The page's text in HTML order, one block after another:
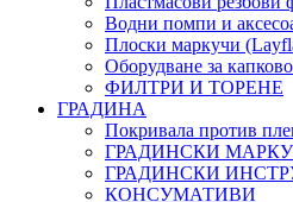
Водни помпи и
Плоски маркучи
Оборудване за
ФИЛТРИ И ТОРЕНЕ
ГРАДИНА
Покривала против
ГРАДИНСКИ
ГРАДИНСКИ
КОНСУМАТИВИ